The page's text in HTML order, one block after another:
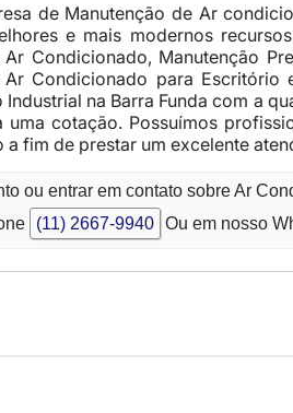
de Manutenção de Ar
e mais modernos
Condicionado, Manutenção
Ar Condicionado para
na Barra Funda com a
cotação. Possuímos
fim de prestar um excelente
ou entrar em contato sobre Ar
(11) 2667-9940 Ou em nosso